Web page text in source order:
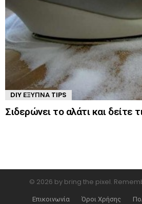
DIY ΈΞΥΠΝΑ TIPS
Σιδερώνει το αλάτι και δείτε
© 2026 by bring the pixel.
Επικοινωνία
Όροι Χρήσης